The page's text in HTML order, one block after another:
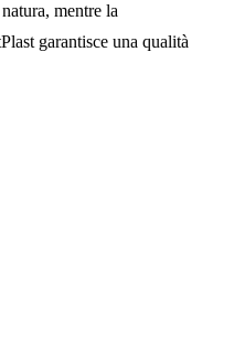
mentre la
garantisce una qualità